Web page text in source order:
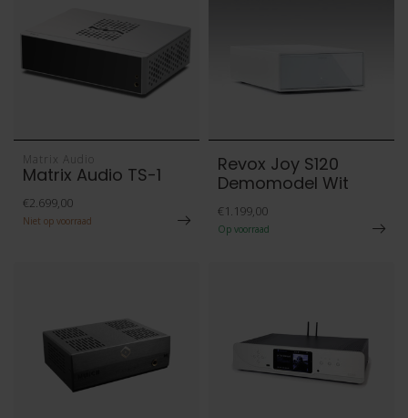
Matrix Audio
Matrix Audio TS-1
€2.699,00
Niet op voorraad
Revox Joy S120
Demomodel Wit
€1.199,00
Op voorraad